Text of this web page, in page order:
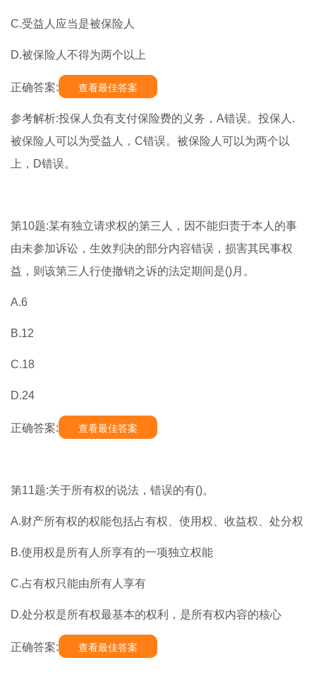
C.受益人应当是被保险人
D.被保险人不得为两个以上
正确答案: 查看最佳答案
参考解析:投保人负有支付保险费的义务，A错误。投保人.
被保险人可以为受益人，C错误。被保险人可以为两个以
上，D错误。
第10题:某有独立请求权的第三人，因不能归责于本人的事
由未参加诉讼，生效判决的部分内容错误，损害其民事权
益，则该第三人行使撤销之诉的法定期间是()月。
A.6
B.12
C.18
D.24
正确答案: 查看最佳答案
第11题:关于所有权的说法，错误的有()。
A.财产所有权的权能包括占有权、使用权、收益权、处分权
B.使用权是所有人所享有的一项独立权能
C.占有权只能由所有人享有
D.处分权是所有权最基本的权利，是所有权内容的核心
正确答案: 查看最佳答案